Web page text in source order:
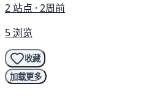
2 站点 · 2周前
5 浏览
收藏
加载更多